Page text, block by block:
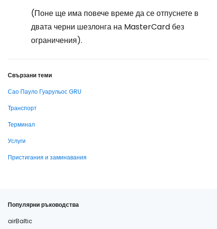
(Поне ще има повече време да се отпуснете в
двата черни шезлонга на MasterCard без
ограничения).
Свързани теми
Сао Пауло Гуарульос GRU
Транспорт
Терминал
Услуги
Пристигания и заминавания
Популярни ръководства
airBaltic